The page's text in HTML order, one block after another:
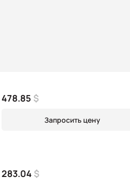
478.85 $
Запросить цену
283.04 $